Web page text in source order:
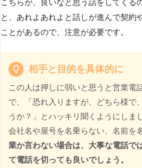
こちらが、良いなと思う話をしてくる
と、あれよあれよと話しが進んで契約
ことがあるので、注意が必要です。
相手と目的を具体的に
この人は押しに弱いと思うと営業電
で、「恐れ入りますが、どちら様で
うか？」とハッキリ聞くようにしま
会社名や屋号を名乗らない、名前を
業か言わない場合は、大事な電話で
て電話を切っても良いでしょう。